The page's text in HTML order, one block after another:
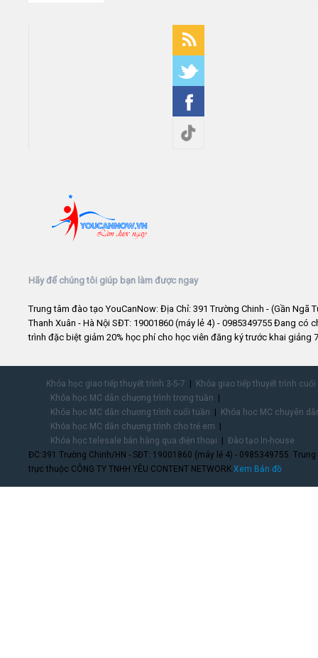
Hãy để chúng tôi giúp bạn làm được ngay
Trung tâm đào tạo YouCanNow: Địa Chỉ: 391 Trường Chinh - (Gần Ngã
Thanh Xuân - Hà Nội SĐT: 19001860 (máy lẻ 4) - 0985349755 Đang có
trình đặc biệt giảm 20% học phí cho học viên đăng ký trước khai giảng
Khóa học giao tiếp thuyết trình 3-5-7
Khóa giao tiếp thuyết trình
Khóa học MC dẫn chương trình trong tuần
Khóa học MC dẫn chương trình cuối tuần
Khóa học MC chuyên
Khóa học MC dẫn chương trình cho trẻ em
Khóa học telesale bán hàng qua điện thoại
Đào tạo In-house
ĐC:391 Trường Chinh/HN - SĐT: 19001860 (máy lẻ 4) - 0985349755.
trực thuộc CÔNG TY TNHH YÊU CONTENT NETWORK.Xem Bản đồ